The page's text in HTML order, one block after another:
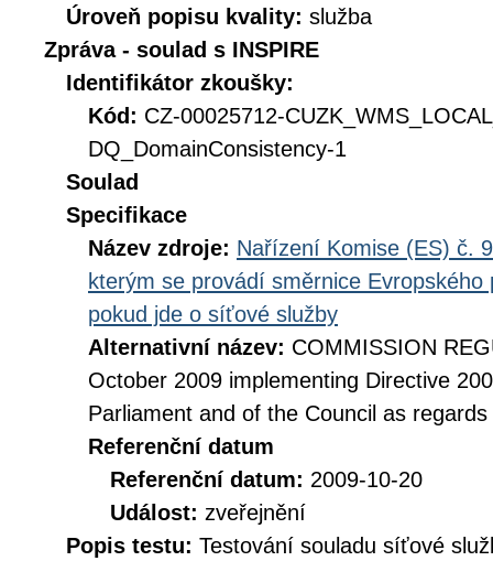
Úroveň popisu kvality: služba
Zpráva - soulad s INSPIRE
Identifikátor zkoušky:
Kód: CZ-00025712-
DQ_DomainConsistency-1
Soulad
Specifikace
Název zdroje: Nařízení Komise (ES) č.
kterým se provádí směrnice
pokud jde o síťové služby
Alternativní název: COMMISSION
October 2009 implementing Directive
Parliament and of the Council as
Referenční datum
Referenční datum: 2009-10-20
Událost: zveřejnění
Popis testu: Testování souladu síťové